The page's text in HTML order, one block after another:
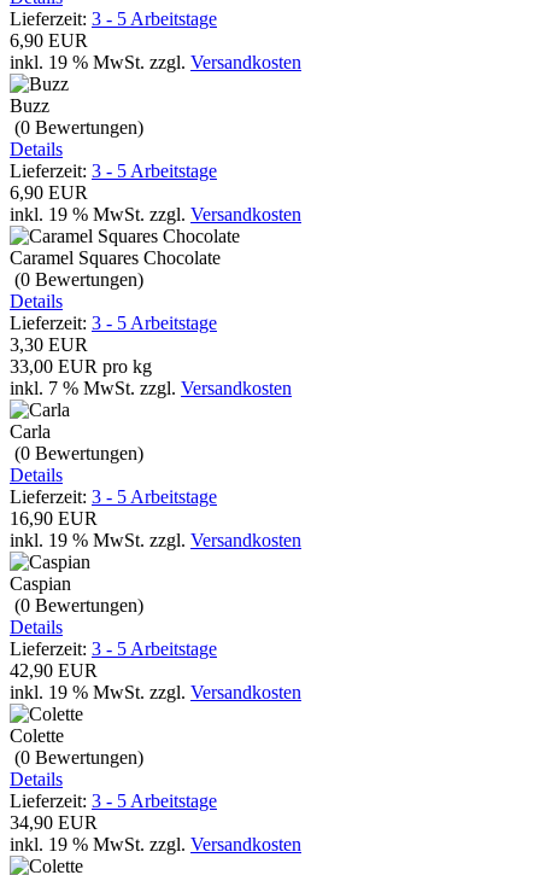
Lieferzeit: 3 - 5 Arbeitstage
6,90 EUR
inkl. 19 % MwSt. zzgl. Versandkosten
Buzz
(0 Bewertungen)
Details
Lieferzeit: 3 - 5 Arbeitstage
6,90 EUR
inkl. 19 % MwSt. zzgl. Versandkosten
Caramel Squares Chocolate
(0 Bewertungen)
Details
Lieferzeit: 3 - 5 Arbeitstage
3,30 EUR
33,00 EUR pro kg
inkl. 7 % MwSt. zzgl. Versandkosten
Carla
(0 Bewertungen)
Details
Lieferzeit: 3 - 5 Arbeitstage
16,90 EUR
inkl. 19 % MwSt. zzgl. Versandkosten
Caspian
(0 Bewertungen)
Details
Lieferzeit: 3 - 5 Arbeitstage
42,90 EUR
inkl. 19 % MwSt. zzgl. Versandkosten
Colette
(0 Bewertungen)
Details
Lieferzeit: 3 - 5 Arbeitstage
34,90 EUR
inkl. 19 % MwSt. zzgl. Versandkosten